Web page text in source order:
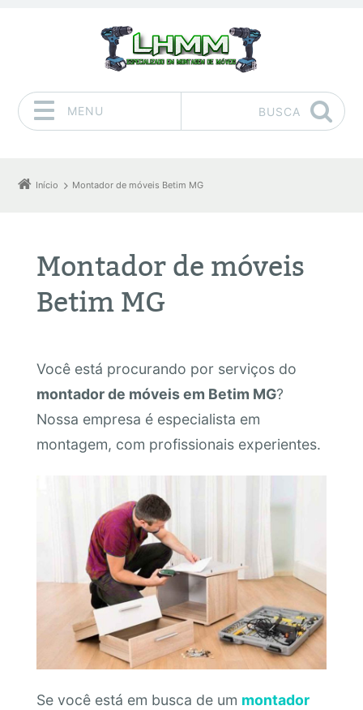
MENU BUSCA
Início Montador de móveis Betim MG
Montador de móveis
Betim MG
Você está procurando por serviços do
montador de móveis em Betim MG?
Nossa empresa é especialista em
montagem, com profissionais experientes.
Se você está em busca de um montador